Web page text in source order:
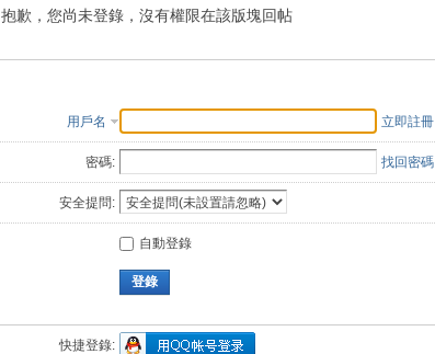
索
抱歉，您尚未登錄，沒有權限在該版塊回帖
用戶名 立即註冊
密碼: 找回密碼
安全提問:
自動登錄
登錄
快捷登錄: